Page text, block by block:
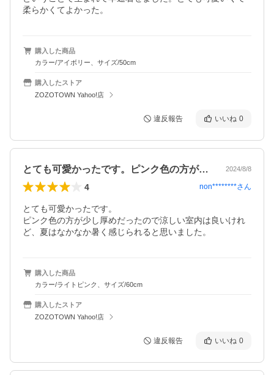
柔らかくてよかった。
購入した商品
カラー/アイボリー、サイズ/50cm
購入したストア
ZOZOTOWN Yahoo!店
違反報告 いいね 0
とても可愛かったです。ピンク色の方が少… 2024/8/8
4 non********さん
とても可愛かったです。
ピンク色の方が少し厚めだったので涼しい室内は良いけれ
ど、夏はなかなか暑く感じられると思いました。
購入した商品
カラー/ライトピンク、サイズ/60cm
購入したストア
ZOZOTOWN Yahoo!店
違反報告 いいね 0